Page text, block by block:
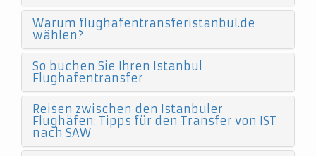
Warum flughafentransferistanbul.de
wählen?
So buchen Sie Ihren Istanbul
Flughafentransfer
Reisen zwischen den Istanbuler
Flughäfen: Tipps für den Transfer von IST
nach SAW